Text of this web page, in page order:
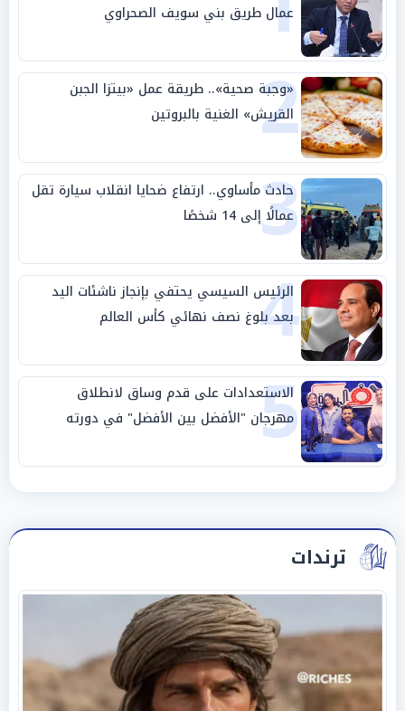
عمال طريق بني سويف الصحراوي
2
«وجبة صحية».. طريقة عمل «بيتزا الجبن
القريش» الغنية بالبروتين
3
حادث مأساوي.. ارتفاع ضحايا انقلاب سيارة تقل
عمالًا إلى 14 شخصًا
4
الرئيس السيسي يحتفي بإنجاز ناشئات اليد
بعد بلوغ نصف نهائي كأس العالم
5
الاستعدادات على قدم وساق لانطلاق
مهرجان "الأفضل بين الأفضل" في دورته
الخامسة
ترندات